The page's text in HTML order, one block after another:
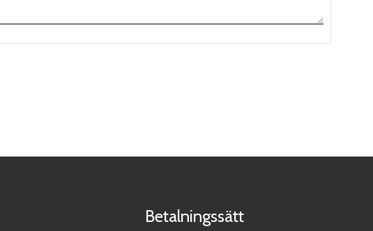
Betalningssätt